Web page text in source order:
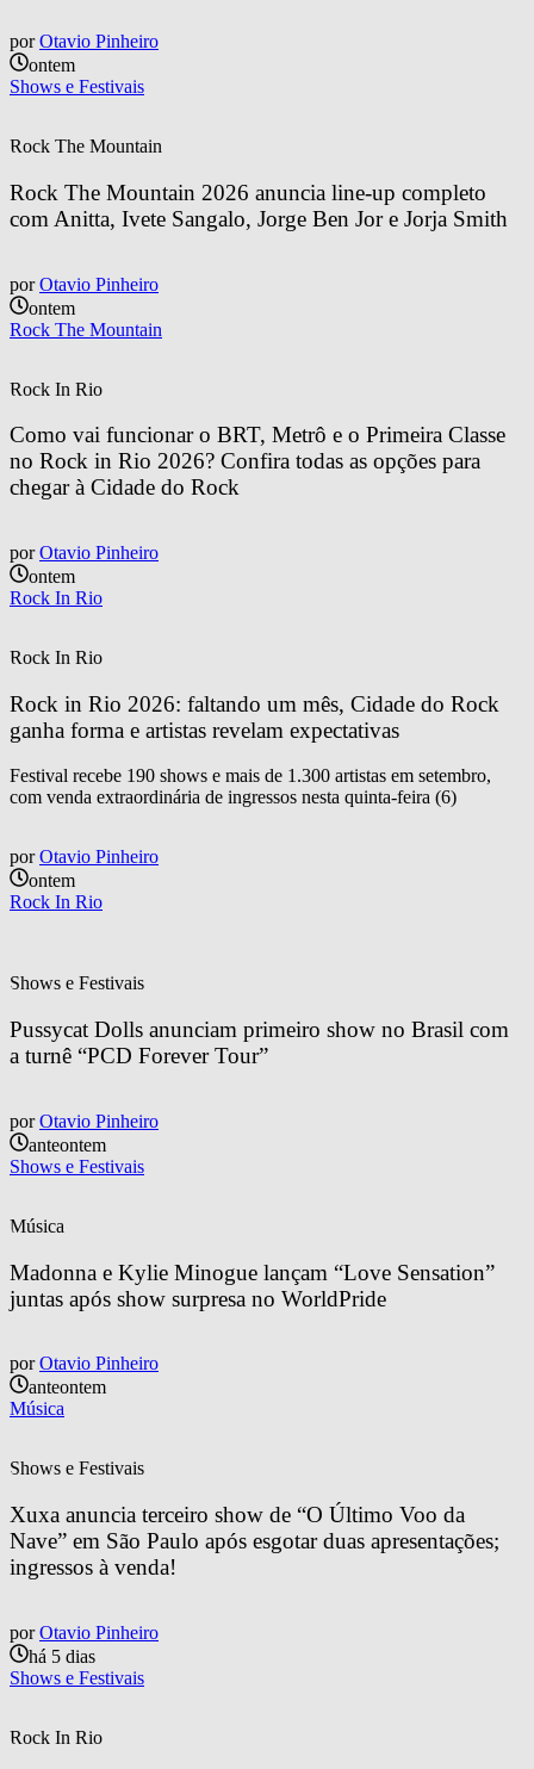
por Otavio Pinheiro
ontem
Shows e Festivais
Rock The Mountain
Rock The Mountain 2026 anuncia line-up completo
com Anitta, Ivete Sangalo, Jorge Ben Jor e Jorja Smith
por Otavio Pinheiro
ontem
Rock The Mountain
Rock In Rio
Como vai funcionar o BRT, Metrô e o Primeira Classe
no Rock in Rio 2026? Confira todas as opções para
chegar à Cidade do Rock
por Otavio Pinheiro
ontem
Rock In Rio
Rock In Rio
Rock in Rio 2026: faltando um mês, Cidade do Rock
ganha forma e artistas revelam expectativas
Festival recebe 190 shows e mais de 1.300 artistas em setembro,
com venda extraordinária de ingressos nesta quinta-feira (6)
por Otavio Pinheiro
ontem
Rock In Rio
Shows e Festivais
Pussycat Dolls anunciam primeiro show no Brasil com
a turnê “PCD Forever Tour”
por Otavio Pinheiro
anteontem
Shows e Festivais
Música
Madonna e Kylie Minogue lançam “Love Sensation”
juntas após show surpresa no WorldPride
por Otavio Pinheiro
anteontem
Música
Shows e Festivais
Xuxa anuncia terceiro show de “O Último Voo da
Nave” em São Paulo após esgotar duas apresentações;
ingressos à venda!
por Otavio Pinheiro
há 5 dias
Shows e Festivais
Rock In Rio